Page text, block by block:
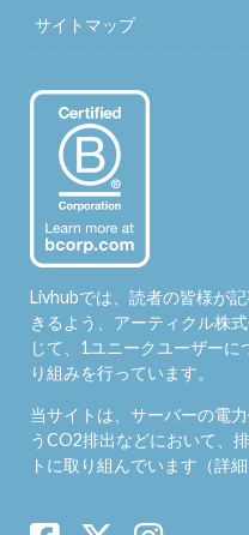
サイトマップ
Livhubでは、読者の皆様が
きるよう、アーティクル株
じて、1ユニークユーザー
り組みを行っています。
当サイトは、サーバーの電
うCO2排出などにおいて、
トに取り組んでいます（詳細